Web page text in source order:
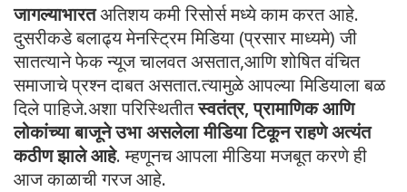
जागल्याभारतअतिशय कमी रिसोर्स मध्ये काम करत आहे.
दुसरीकडे बलाढ्य मेनस्ट्रिम मिडिया (प्रसार माध्यमे) जी
सातत्याने फेक न्यूज चालवत असतात,आणि शोषित वंचित
समाजाचे प्रश्न दाबत असतात.त्यामुळे आपल्या मिडियाला बळ
दिले पाहिजे.अशा परिस्थितीतस्वतंत्र, प्रामाणिक आणि
लोकांच्या बाजूने उभा असलेला मीडिया टिकून राहणे अत्यंत
कठीण झाले आहे. म्हणूनच आपला मीडिया मजबूत करणे ही
आज काळाची गरज आहे.